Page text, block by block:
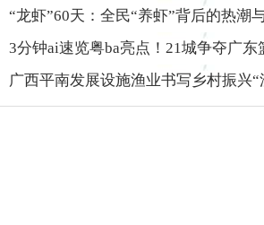
“龙虾”60天：全民“养虾”背后的热潮
3分钟ai速览粤ba亮点！21城争夺广
广西平南发展设施渔业书写乡村振兴“